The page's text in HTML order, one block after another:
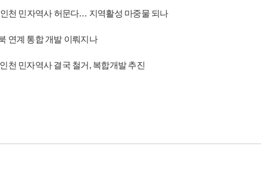
천 민자역사 허문다… 지역활성 마중물 되나
연계 통합 개발 이뤄지나
천 민자역사 결국 철거, 복합개발 추진